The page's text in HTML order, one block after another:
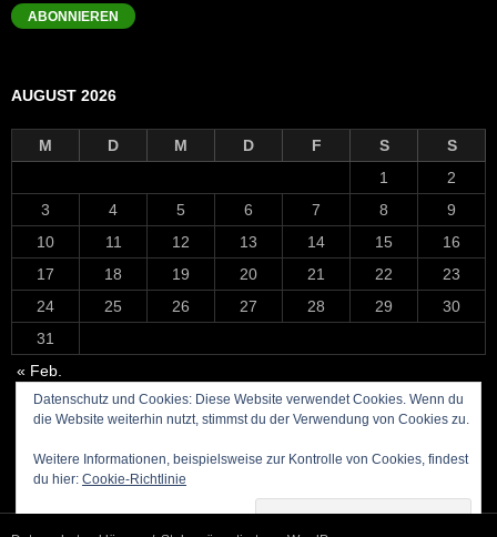
Adresse
ABONNIEREN
AUGUST 2026
M D M D F S
S
1
2
3
4 5 6 7 8
9
10
11 12 13 14 15
16
17
18 19 20 21 22
23
24
25 26 27 28 29
30
31
« Feb.
Datenschutz und Cookies: Diese Website verwendet Cookies. Wenn du
die Website weiterhin nutzt, stimmst du der Verwendung von Cookies zu.
Weitere Informationen, beispielsweise zur Kontrolle von Cookies, findest
du hier: Cookie-Richtlinie